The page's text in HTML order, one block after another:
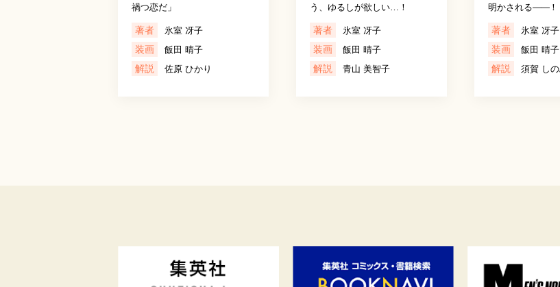
禍つ恋だ」
著者 氷室 冴子
装画 飯田 晴子
解説 佐原 ひかり
う、ゆるしが欲しい…！
著者 氷室 冴子
装画 飯田 晴子
解説 青山 美智子
明かされる――！
著者 氷室 冴子
装画 飯田 晴子
解説 須賀 し